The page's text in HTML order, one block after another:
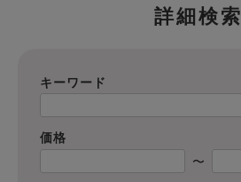
詳細検索
キーワード
価格
〜